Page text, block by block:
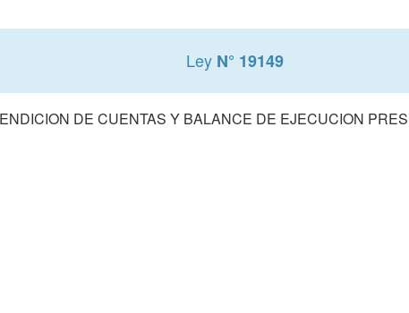
Ley N° 19149
DE CUENTAS Y BALANCE DE EJECUCION